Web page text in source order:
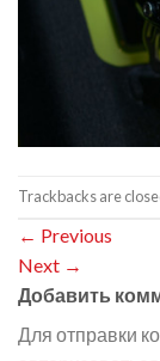
Trackbacks are
← Previous
Next →
Добавить
Для отправки